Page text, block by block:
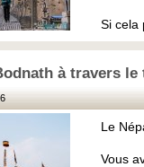
Si cela
à travers le
Le
Vous